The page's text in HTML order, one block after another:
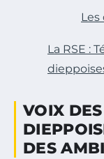
Les
La RSE :
VOIX
DES